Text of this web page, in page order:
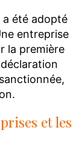
a été adopté
entreprise
la première
et les